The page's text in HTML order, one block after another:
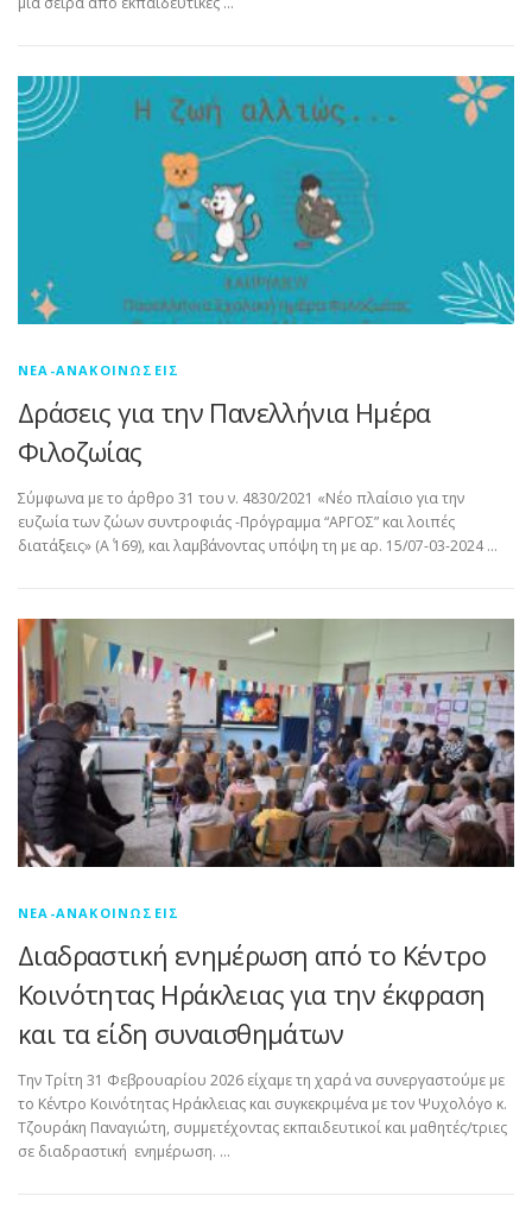
ΝΈΑ-ΑΝΑΚΟΙΝΏΣΕΙΣ
Δράσεις για την Πανελλήνια Ημέρα
Φιλοζωίας
Σύμφωνα με το άρθρο 31 του ν. 4830/2021 «Νέο πλαίσιο για την
ευζωία των ζώων συντροφιάς -Πρόγραμμα “AΡΓΟΣ” και λοιπές
διατάξεις» (A΄ 169), και λαμβάνοντας υπόψη τη με αρ. 15/07-03-2024 …
ΝΈΑ-ΑΝΑΚΟΙΝΏΣΕΙΣ
Διαδραστική ενημέρωση από το Κέντρο
Κοινότητας Ηράκλειας για την έκφραση
και τα είδη συναισθημάτων
Την Τρίτη 31 Φεβρουαρίου 2026 είχαμε τη χαρά να συνεργαστούμε με
το Κέντρο Κοινότητας Ηράκλειας και συγκεκριμένα με τον Ψυχολόγο κ.
Τζουράκη Παναγιώτη, συμμετέχοντας εκπαιδευτικοί και μαθητές/τριες
σε διαδραστική ενημέρωση. …